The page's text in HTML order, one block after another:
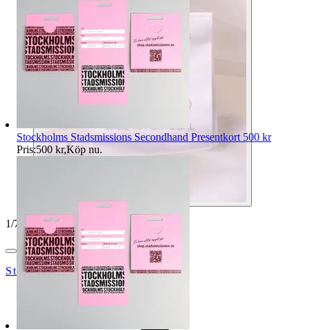
1/7
StockholmsStadsmission
Stockholms Stadsmissions Secondhand Presentkort 500 kr
Pris:500 kr,Köp nu.